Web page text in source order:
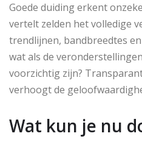
Goede duiding erkent
vertelt zelden het volledige
trendlijnen, bandbreedtes
wat als de
voorzichtig zijn?
verhoogt de
Wat kun je nu